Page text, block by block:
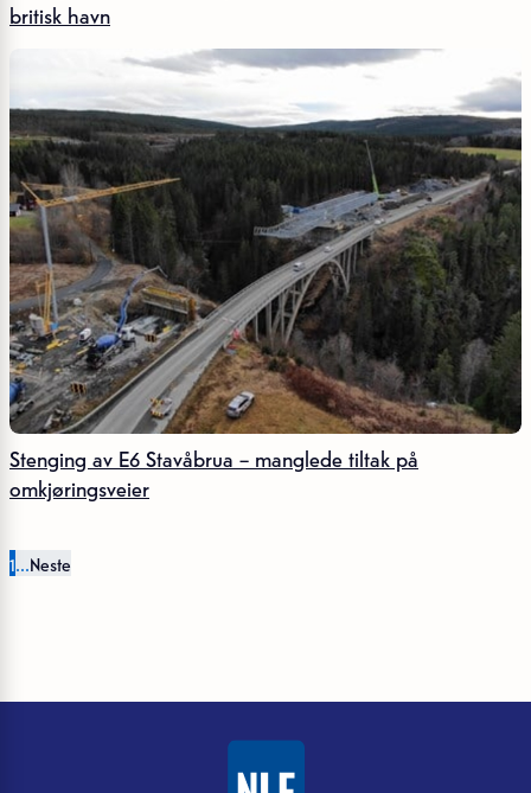
britisk havn
Stenging av E6 Stavåbrua – manglede tiltak på
omkjøringsveier
1...Neste